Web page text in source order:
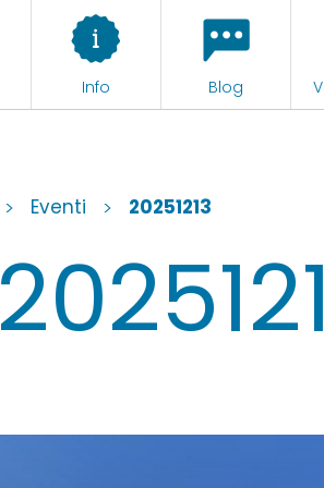
Info Blog
> Eventi > 20251213